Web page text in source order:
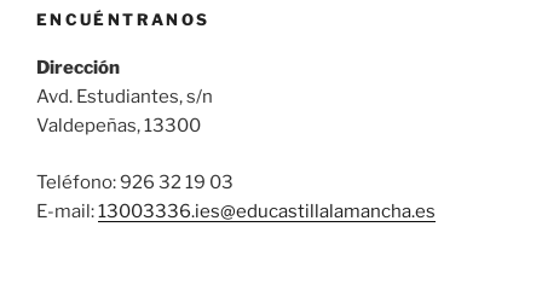
ENCUÉNTRANOS
Dirección
Avd. Estudiantes, s/n
Valdepeñas, 13300
Teléfono: 926 32 19 03
E-mail:13003336.ies@educastillalamancha.es